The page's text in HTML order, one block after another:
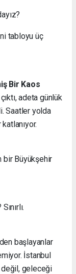
tabloyu üç
Bir Kaos
adeta günlük
Saatler yolda
bir Büyükşehir
başlayanlar
İstanbul
değil, geleceği